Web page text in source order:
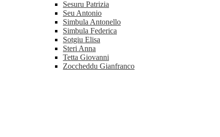
Sesuru Patrizia
Seu Antonio
Simbula Antonello
Simbula Federica
Sotgiu Elisa
Steri Anna
Tetta Giovanni
Zoccheddu Gianfranco